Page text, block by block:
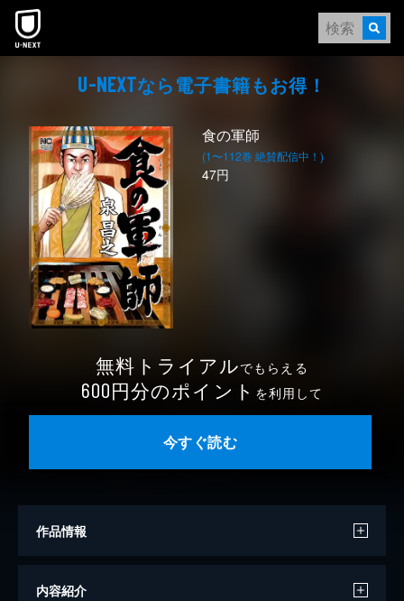
本文へスキップ
U-NEXTなら電⼦書籍もお得！
食の軍師
(1〜112巻 絶賛配信中！)
47円
無料トライアルでもらえる
600円分のポイント を利用して
今すぐ読む
作品情報
著者
内容紹介